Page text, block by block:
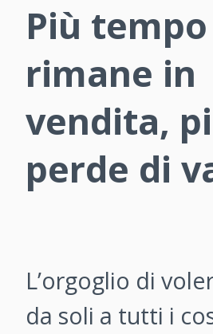
Più tempo
rimane in
vendita,
perde di
L’orgoglio di
da soli a tutti i